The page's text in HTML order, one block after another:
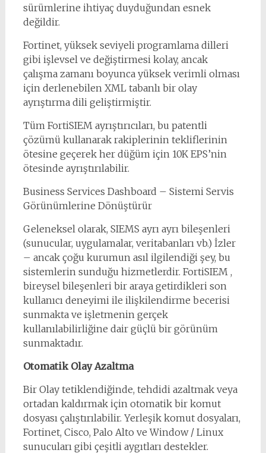
sürümlerine ihtiyaç duyduğundan esnek
değildir.
Fortinet, yüksek seviyeli programlama dilleri
gibi işlevsel ve değiştirmesi kolay, ancak
çalışma zamanı boyunca yüksek verimli olması
için derlenebilen XML tabanlı bir olay
ayrıştırma dili geliştirmiştir.
Tüm FortiSIEM ayrıştırıcıları, bu patentli
çözümü kullanarak rakiplerinin tekliflerinin
ötesine geçerek her düğüm için 10K EPS’nin
ötesinde ayrıştırılabilir.
Business Services Dashboard – Sistemi Servis
Görünümlerine Dönüştürür
Geleneksel olarak, SIEMS ayrı ayrı bileşenleri
(sunucular, uygulamalar, veritabanları vb.) İzler
– ancak çoğu kurumun asıl ilgilendiği şey, bu
sistemlerin sunduğu hizmetlerdir. FortiSIEM ,
bireysel bileşenleri bir araya getirdikleri son
kullanıcı deneyimi ile ilişkilendirme becerisi
sunmakta ve işletmenin gerçek
kullanılabilirliğine dair güçlü bir görünüm
sunmaktadır.
Otomatik Olay Azaltma
Bir Olay tetiklendiğinde, tehdidi azaltmak veya
ortadan kaldırmak için otomatik bir komut
dosyası çalıştırılabilir. Yerleşik komut dosyaları,
Fortinet, Cisco, Palo Alto ve Window / Linux
sunucuları gibi çeşitli aygıtları destekler.